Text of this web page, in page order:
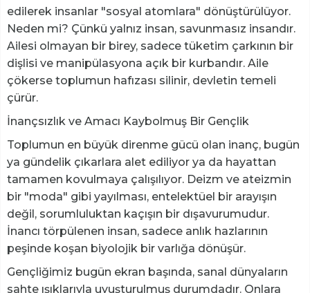
edilerek insanlar "sosyal atomlara" dönüştürülüyor.
Neden mi? Çünkü yalnız insan, savunmasız insandır.
Ailesi olmayan bir birey, sadece tüketim çarkının bir
dişlisi ve manipülasyona açık bir kurbandır. Aile
çökerse toplumun hafızası silinir, devletin temeli
çürür.
​İnançsızlık ve Amacı Kaybolmuş Bir Gençlik
​Toplumun en büyük direnme gücü olan inanç, bugün
ya gündelik çıkarlara alet ediliyor ya da hayattan
tamamen kovulmaya çalışılıyor. Deizm ve ateizmin
bir "moda" gibi yayılması, entelektüel bir arayışın
değil, sorumluluktan kaçışın bir dışavurumudur.
İnancı törpülenen insan, sadece anlık hazlarının
peşinde koşan biyolojik bir varlığa dönüşür.
​Gençliğimiz bugün ekran başında, sanal dünyaların
sahte ışıklarıyla uyuşturulmuş durumdadır. Onlara